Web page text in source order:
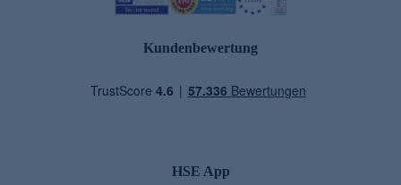
Kundenbewertung
HSE App